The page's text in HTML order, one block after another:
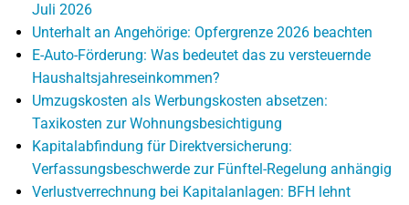
Juli 2026
Unterhalt an Angehörige: Opfergrenze 2026 beachten
E-Auto-Förderung: Was bedeutet das zu versteuernde
Haushaltsjahreseinkommen?
Umzugskosten als Werbungskosten absetzen:
Taxikosten zur Wohnungsbesichtigung
Kapitalabfindung für Direktversicherung:
Verfassungsbeschwerde zur Fünftel-Regelung anhängig
Verlustverrechnung bei Kapitalanlagen: BFH lehnt